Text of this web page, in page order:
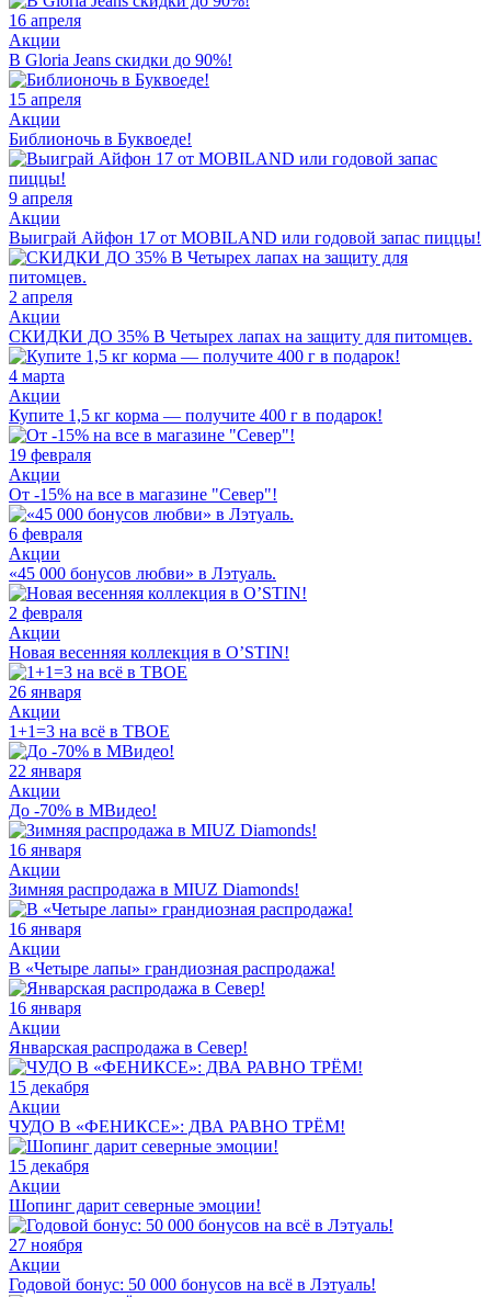
16 апреля
Акции
В Gloria Jeans скидки до 90%!
15 апреля
Акции
Библионочь в Буквоеде!
9 апреля
Акции
Выиграй Айфон 17 от MOBILAND или годовой запас пиццы!
2 апреля
Акции
СКИДКИ ДО 35% В Четырех лапах на защиту для питомцев.
4 марта
Акции
Купите 1,5 кг корма — получите 400 г в подарок!
19 февраля
Акции
От -15% на все в магазине "Север"!
6 февраля
Акции
«45 000 бонусов любви» в Лэтуаль.
2 февраля
Акции
Новая весенняя коллекция в O’STIN!
26 января
Акции
1+1=3 на всё в ТВОЕ
22 января
Акции
До -70% в МВидео!
16 января
Акции
Зимняя распродажа в MIUZ Diamonds!
16 января
Акции
В «Четыре лапы» грандиозная распродажа!
16 января
Акции
Январская распродажа в Север!
15 декабря
Акции
ЧУДО В «ФЕНИКСЕ»: ДВА РАВНО ТРЁМ!
15 декабря
Акции
Шопинг дарит северные эмоции!
27 ноября
Акции
Годовой бонус: 50 000 бонусов на всё в Лэтуаль!